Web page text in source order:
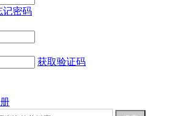
记密码
获取验证码